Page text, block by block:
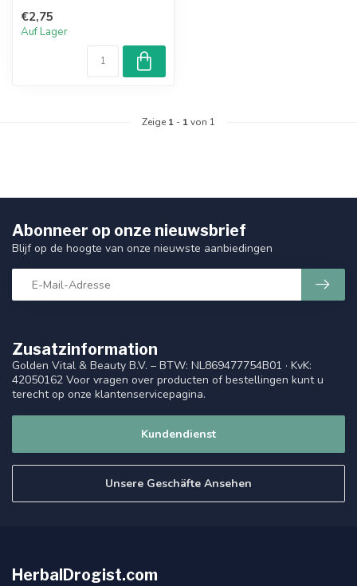
bunter ...
€2,75
Auf Lager
Zeige 1 - 1von 1
Zusatzinformation
Golden Vital & Beauty B.V. – BTW: NL869477754B01 · KvK:
42050162 Voor vragen over producten of bestellingen kunt u
terecht op onze klantenservicepagina.
Kundendienst
Unsere Geschäfte Ansehen
Abonneer op onze nieuwsbrief
Blijf op de hoogte van onze nieuwste aanbiedingen
HerbalDrogist.com